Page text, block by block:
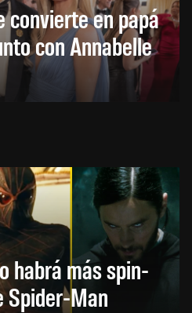
convierte en papá
con Annabelle
habrá más spin-
Spider-Man